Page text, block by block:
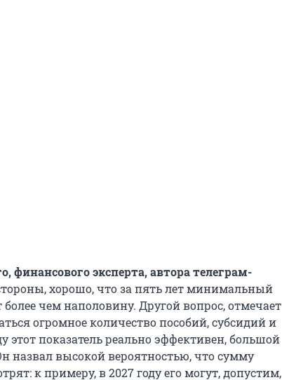
финансового эксперта, автора телеграм-
хорошо, что за пять лет минимальный
чем наполовину. Другой вопрос, отмечает
огромное количество пособий, субсидий и
этот показатель реально эффективен, большой
назвал высокой вероятностью, что сумму
к примеру, в 2027 году его могут, допустим,